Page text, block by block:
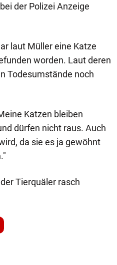
der Polizei Anzeige
laut Müller eine Katze
worden. Laut deren
Todesumstände noch
Katzen bleiben
dürfen nicht raus. Auch
da sie es ja gewöhnt
Tierquäler rasch